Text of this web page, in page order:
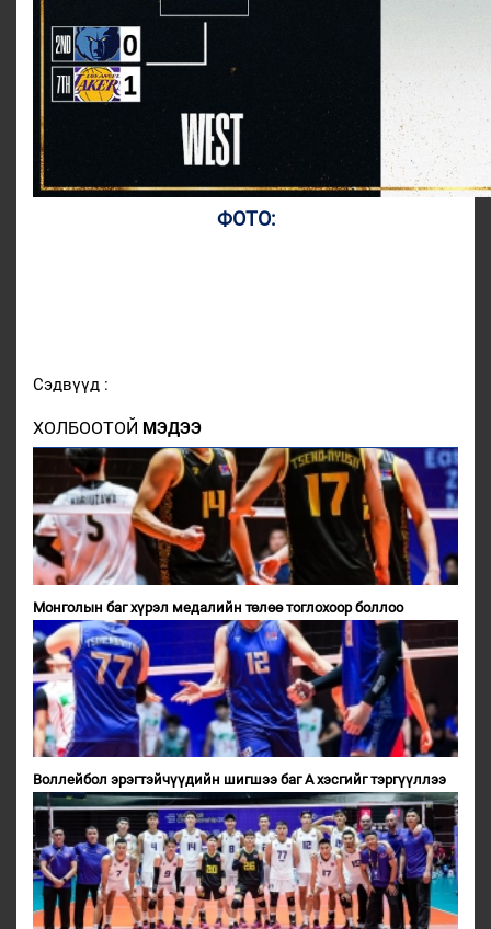
ФОТО:
Сэдвүүд :
ХОЛБООТОЙ МЭДЭЭ
Монголын баг хүрэл медалийн төлөө тоглохоор боллоо
Воллейбол эрэгтэйчүүдийн шигшээ баг А хэсгийг тэргүүллээ